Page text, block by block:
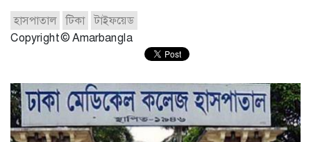
হাসপাতাল টিকা
টাইফয়েড
Copyright © Amarbangla